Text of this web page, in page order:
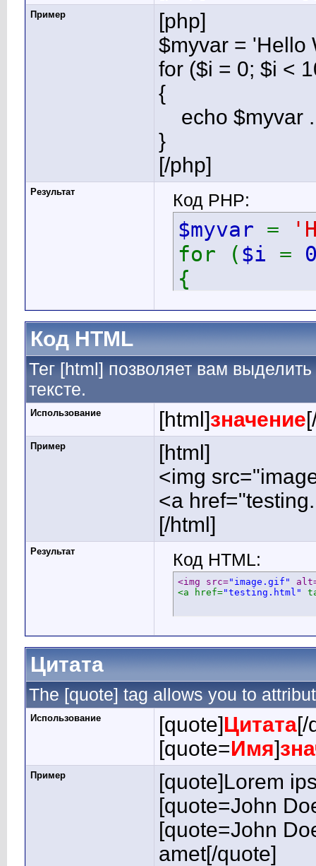
Пример
[php]
$myvar = 'Hello
for ($i = 0; $i <
{
echo $myvar
}
[/php]
Результат Код PHP:
$myvar =
for ( $i =
{
echo
}
Код HTML
Тег [html] позволяет вам
тексте.
Использование [html]значение
Пример
[html]
<img
<a
[/html]
Результат Код HTML:
<img src="image.gif"
<a href="testing.html"
Цитата
The [quote] tag allows you to
Использование [quote]Цитата[/
[quote=Имя]
Пример
[quote]Lorem
[quote=John
[quote=John
amet[/quote]